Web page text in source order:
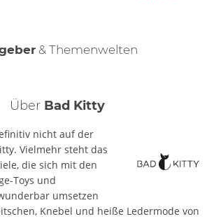
& Themenwelten
Fesselspiele
Über Bad Kitty
nicht auf der
Vielmehr steht das
die sich mit den
Toys und
umsetzen
Knebel und heiße Ledermode von